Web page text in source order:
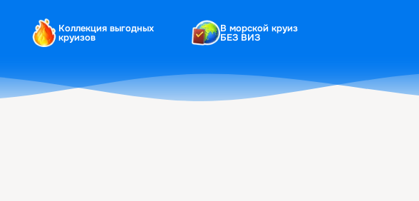
Коллекция выгодных
круизов
В морской круиз
БЕЗ ВИЗ